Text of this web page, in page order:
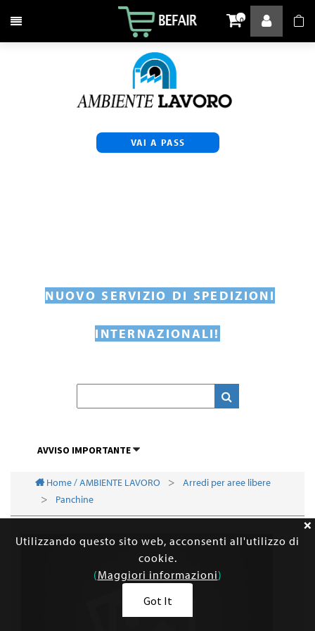
Attiva / disattiva la navigazione 0
VAI A PASS
NUOVO SERVIZIO DI SPEDIZIONI
INTERNAZIONALI!
AVVISO IMPORTANTE
Home / AMBIENTE LAVORO
Arredi per aree libere
Panchine
Utilizzando questo sito web, acconsenti all'utilizzo di
cookie.
(Maggiori informazioni)
Got It